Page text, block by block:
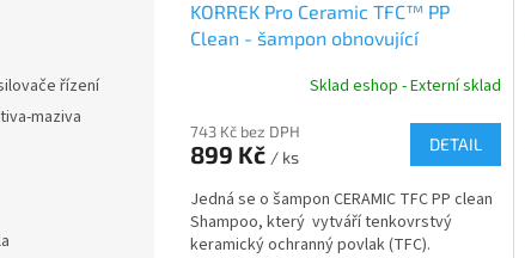
řízení
maziva
KORREK Pro Ceramic TFC™ PP
Clean - šampon obnovující
Sklad eshop - Externí sklad
743 Kč bez DPH
899 Kč / ks
DETAIL
Jedná se o šampon CERAMIC TFC PP clean
Shampoo, který vytváří tenkovrstvý
keramický ochranný povlak (TFC).